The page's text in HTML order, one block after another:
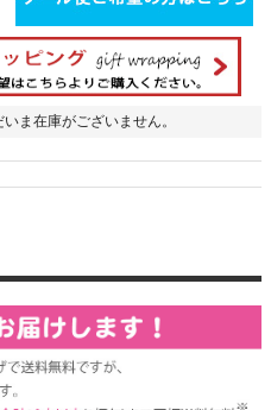
ま在庫がございません。